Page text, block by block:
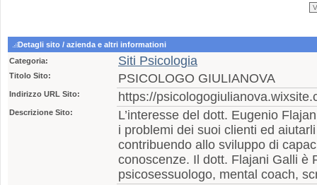
Detagli sito / azienda e altri informationi
Categoria:
Siti Psicologia
Titolo Sito: PSICOLOGO GIULIANOVA
Indirizzo URL Sito: https://
Descrizione Sito:
L’interesse del dott. Eugenio
i problemi dei suoi clienti ed
contribuendo allo sviluppo di
conoscenze. Il dott. Flajani Galli è
psicosessuologo, mental coach,